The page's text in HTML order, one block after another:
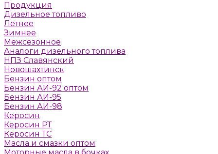
Продукция
Дизельное топливо
Летнее
Зимнее
Межсезонное
Аналоги дизельного топлива
НПЗ Славянский
Новошахтинск
Бензин оптом
Бензин АИ-92 оптом
Бензин АИ-95
Бензин АИ-98
Керосин
Керосин РТ
Керосин ТС
Масла и смазки оптом